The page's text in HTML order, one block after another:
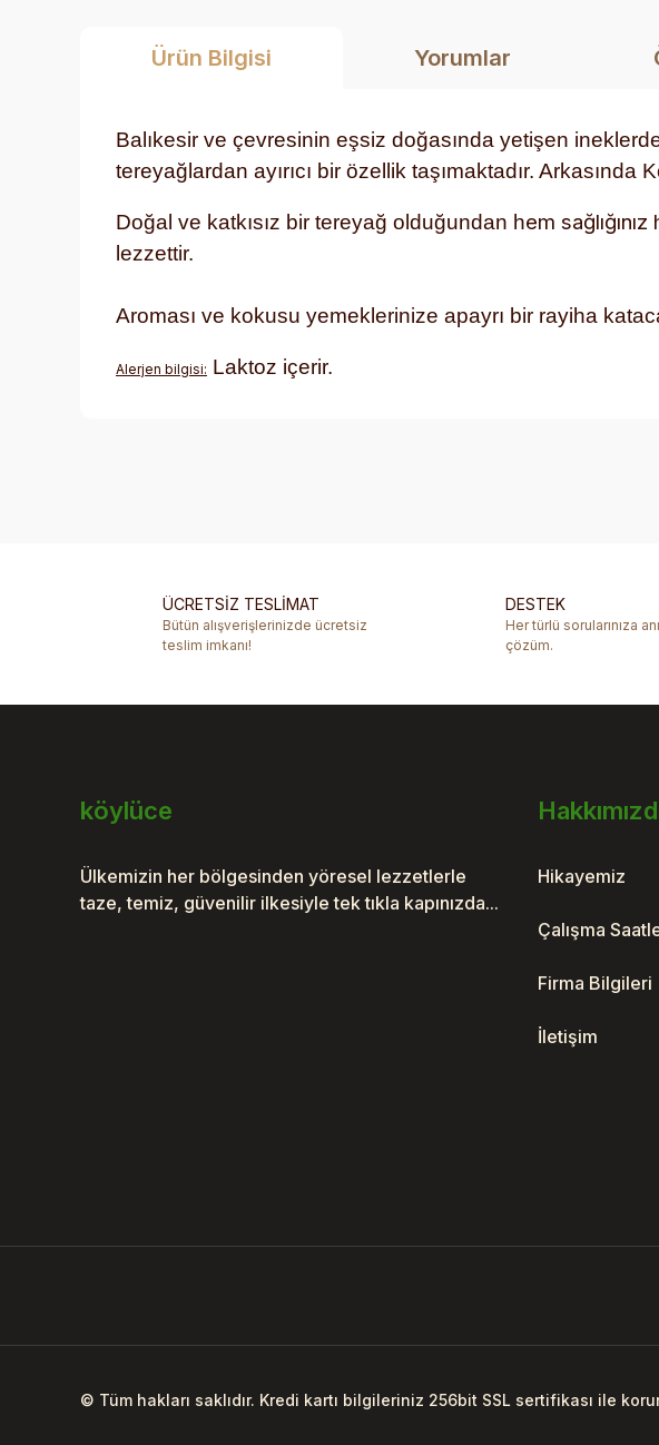
Ürün Bilgisi Yorumlar
Balıkesir ve çevresinin eşsiz doğasında yetişen
tereyağlardan ayırıcı bir özellik taşımaktadır.
Doğal ve katkısız bir tereyağ olduğundan hem
lezzettir.
Aroması ve kokusu yemeklerinize apayrı bir rayiha
Alerjen bilgisi: Laktoz içerir.
Ürün bilgilerinde hatalar bulunuyor.
Ürün fiyatı diğer sitelerden daha pahalı.
ÜCRETSİZ TESLİMAT
Bütün alışverişlerinizde ücretsiz
teslim imkanı!
DESTEK
Her türlü sorularınıza
çözüm.
köylüce
Ülkemizin her bölgesinden yöresel lezzetlerle
taze, temiz, güvenilir ilkesiyle tek tıkla kapınızda...
Hikayemiz
Çalışma
Firma Bilgileri
İletişim
© Tüm hakları saklıdır. Kredi kartı bilgileriniz 256bit SSL sertifikası ile